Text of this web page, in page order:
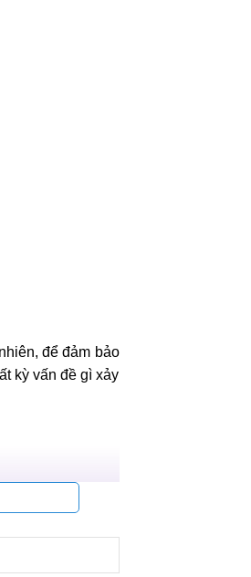
để đảm bảo
kỳ vấn đề gì xảy